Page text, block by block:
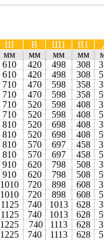
Ш В Ш1 В1
мм
мм мм мм
610 420 498 308
610 420 498 308
710 470 598 358
710 470 598 358
710 520 598 408
710 520 598 408
810 520 698 408
810 520 698 408
810 570 697 458
810 570 697 458
910 620 798 508
910 620 798 508
1010 720 898 608
1010 720 898 608
1125 740 1013 628
1125 740 1013 628
1225 740 1113 628
1225 740 1113 628